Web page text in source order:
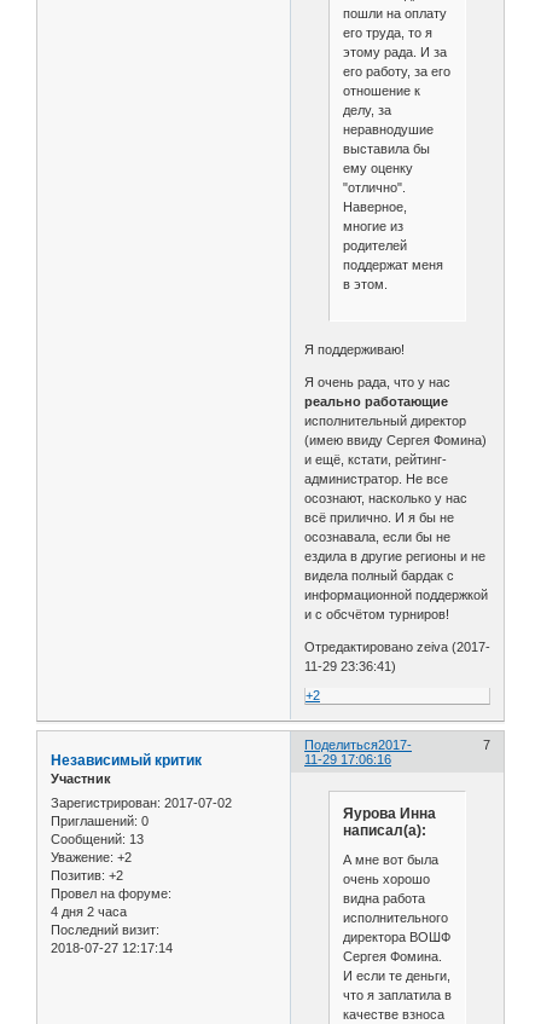
пошли на оплату
его труда, то я
этому рада. И за
его работу, за его
отношение к
делу, за
неравнодушие
выставила бы
ему оценку
"отлично".
Наверное,
многие из
родителей
поддержат меня
в этом.
Я поддерживаю!
Я очень рада, что у нас
реально работающие
исполнительный директор
(имею ввиду Сергея Фомина)
и ещё, кстати, рейтинг-
администратор. Не все
осознают, насколько у нас
всё прилично. И я бы не
осознавала, если бы не
ездила в другие регионы и не
видела полный бардак с
информационной поддержкой
и с обсчётом турниров!
Отредактировано zeiva (2017-
11-29 23:36:41)
+2
Поделиться 7
2017-
11-29 17:06:16
Независимый критик
Участник
Зарегистрирован: 2017-07-02
Приглашений: 0
Сообщений: 13
Уважение: +2
Позитив: +2
Провел на форуме:
4 дня 2 часа
Последний визит:
2018-07-27 12:17:14
Яурова Инна
написал(а):
А мне вот была
очень хорошо
видна работа
исполнительного
директора ВОШФ
Сергея Фомина.
И если те деньги,
что я заплатила в
качестве взноса